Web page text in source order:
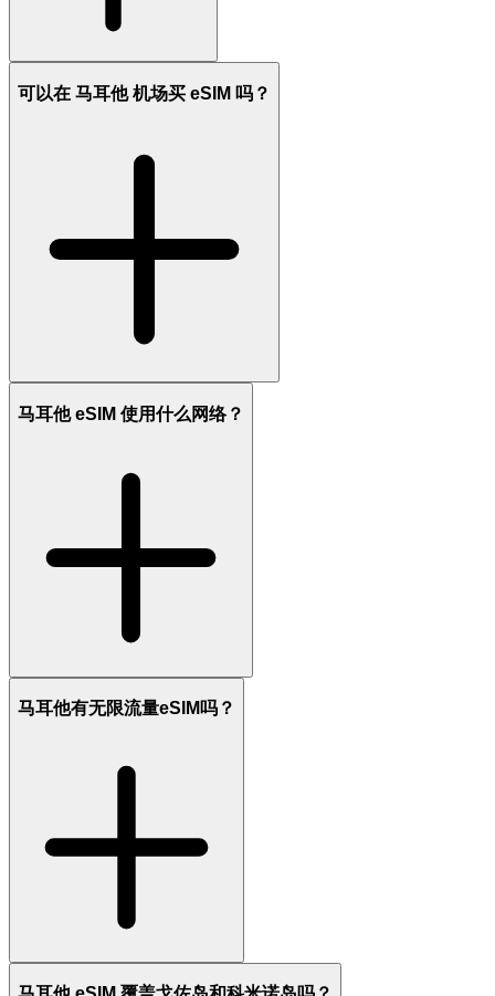
可以在 马耳他 机场买 eSIM 吗？
马耳他 eSIM 使用什么网络？
马耳他有无限流量eSIM吗？